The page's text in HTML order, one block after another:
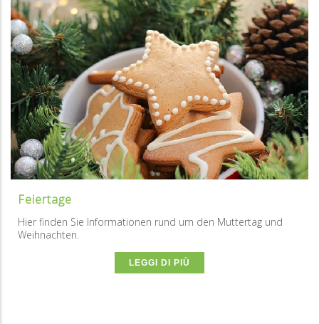
Feiertage
Hier finden Sie Informationen rund um den Muttertag und
Weihnachten.
LEGGI DI PIÙ